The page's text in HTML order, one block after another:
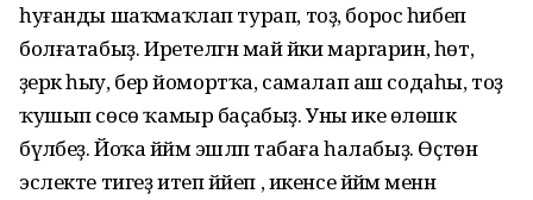
һуғанды шаҡмаҡлап турап, тоҙ, борос һибеп
болғатабыҙ. Иретелгән май йәки маргарин, һөт,
әҙерәк һыу, бер йомортҡа, самалап аш содаһы, тоҙ
ҡушып сөсө ҡамыр баҫабыҙ. Уны ике өлөшкә
бүләбеҙ. Йоҡа йәймә эшләп табаға һалабыҙ. Өҫтөнә
эслекте тигеҙ итеп йәйеп , икенсе йәймә менән